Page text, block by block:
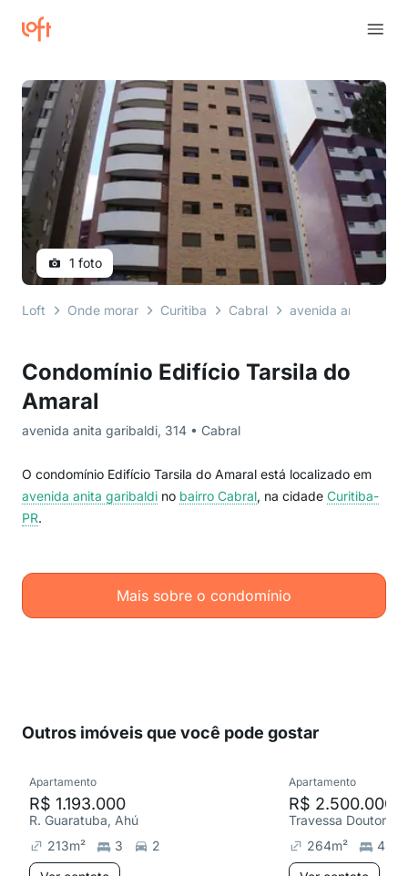
Condomínio Edifício Tarsila do
Amaral
avenida anita garibaldi, 314 • Cabral
O condomínio Edifício Tarsila do Amaral está localizado em
avenida anita garibaldi no bairro Cabral, na cidade Curitiba-
PR.
Mais sobre o condomínio
1 foto
Loft Onde morar Curitiba Cabral avenida anita
Outros imóveis que você pode gostar
Apartamento
R$ 1.193.000
R. Guaratuba, Ahú
213m² 3
2
Apartamento
R$ 2.500.000
Travessa Doutor
264m²
4